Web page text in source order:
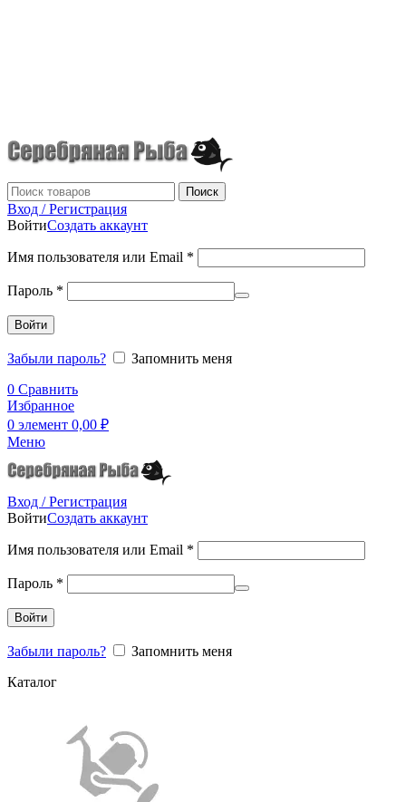
Поиск
Вход / Регистрация
ВойтиСоздать аккаунт
Имя пользователя или Email *
Пароль *
Войти
Забыли пароль?
Запомнить меня
0 Сравнить
Избранное
0 элемент 0,00 ₽
Меню
Вход / Регистрация
ВойтиСоздать аккаунт
Имя пользователя или Email *
Пароль *
Войти
Забыли пароль?
Запомнить меня
Каталог